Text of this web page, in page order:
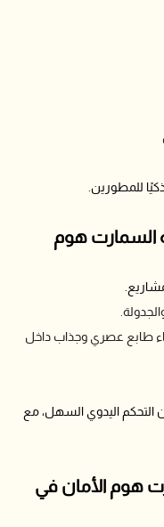
للمطورين.
السمارت هوم
طابع عصري وجذاب داخل
التحكم اليدوي السهل، مع
هوم الأمان في